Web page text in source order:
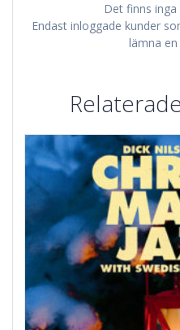
Det finns inga
Endast inloggade kunder
lämna